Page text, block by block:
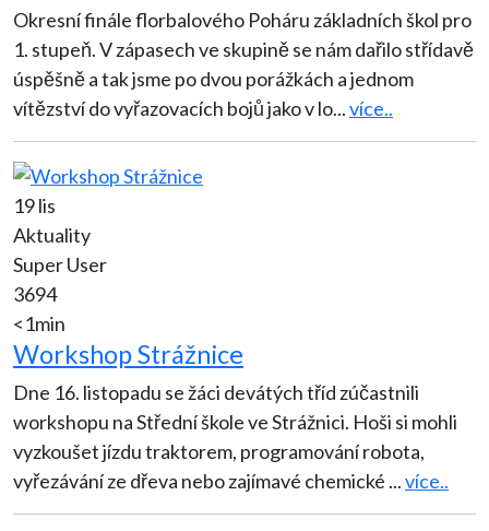
Okresní finále florbalového Poháru základních škol pro
1. stupeň. V zápasech ve skupině se nám dařilo střídavě
úspěšně a tak jsme po dvou porážkách a jednom
vítězství do vyřazovacích bojů jako v lo...více..
19 lis
Aktuality
Super User
3694
<1min
Workshop Strážnice
Dne 16. listopadu se žáci devátých tříd zúčastnili
workshopu na Střední škole ve Strážnici. Hoši si mohli
vyzkoušet jízdu traktorem, programování robota,
vyřezávání ze dřeva nebo zajímavé chemické ...více..